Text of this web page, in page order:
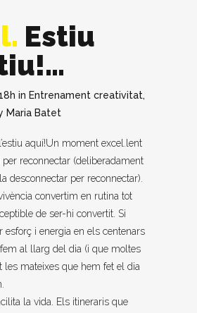
Estiu
in Entrenament creativitat,
Maria Batet
aquí!Un moment excel.lent
per reconnectar (deliberadament
desconnectar per reconnectar).
convertim en rutina tot
de ser-hi convertit. Si
esforç i energia en els centenars
fem al llarg del dia (i que moltes
les mateixes que hem fet el dia
la vida. Els itineraris que